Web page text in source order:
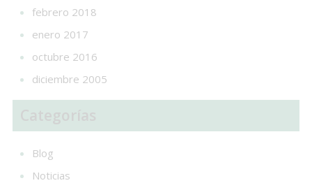
febrero 2018
enero 2017
octubre 2016
diciembre 2005
Blog
Noticias